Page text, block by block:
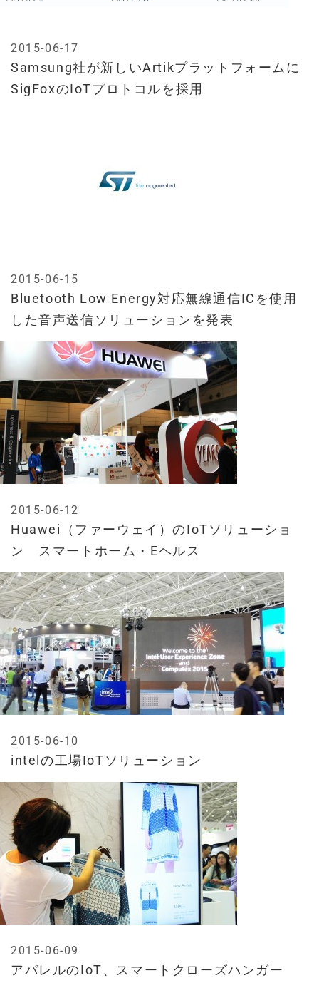
Samsung社が新しいArtikプラットフォームに
SigFoxのIoTプロトコルを採用
2015-06-17
Bluetooth Low Energy対応無線通信ICを使用
した音声送信ソリューションを発表
2015-06-15
Huawei（ファーウェイ）のIoTソリューショ
ン スマートホーム・Eヘルス
2015-06-12
intelの工場IoTソリューション
2015-06-10
アパレルのIoT、スマートクローズハンガー
2015-06-09